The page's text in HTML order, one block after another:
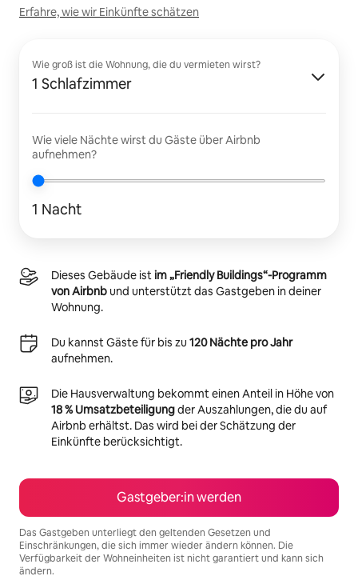
Erfahre, wie wir Einkünfte schätzen
Wie groß ist die Wohnung, die du vermieten wirst?
1 Schlafzimmer
Wie viele Nächte wirst du Gäste über Airbnb
aufnehmen?
1 Nacht
Dieses Gebäude istim „Friendly Buildings“-Programm
von Airbnbund unterstützt das Gastgeben in deiner
Wohnung.
Du kannst Gäste für bis zu 120 Nächte pro Jahr
aufnehmen.
Die Hausverwaltung bekommt einen Anteil in Höhe von
18 % Umsatzbeteiligungder Auszahlungen, die du auf
Airbnb erhältst. Das wird bei der Schätzung der
Einkünfte berücksichtigt.
Gastgeber:in werden
Das Gastgeben unterliegt den geltenden Gesetzen und
Einschränkungen, die sich immer wieder ändern können. Die
Verfügbarkeit der Wohneinheiten ist nicht garantiert und kann sich
ändern.